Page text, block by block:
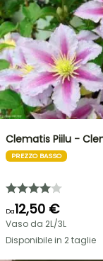
Clematis Piilu -
PREZZO BASSO
Da12,50 €
Vaso da 2L/3L
Disponibile in 2 taglie